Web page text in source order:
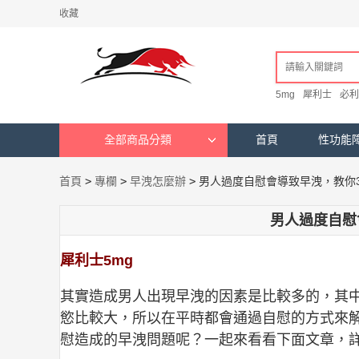
收藏
5mg 犀利士 必
全部商品分類 首頁 性功能
首頁 > 專欄 > 早洩怎麼辦 > 男人過度自慰會導致早洩，教
男人過度自
犀利士5mg
其實造成男人出現早洩的因素是比較多的，其
慾比較大，所以在平時都會通過自慰的方式來
慰造成的早洩問題呢？一起來看看下面文章，